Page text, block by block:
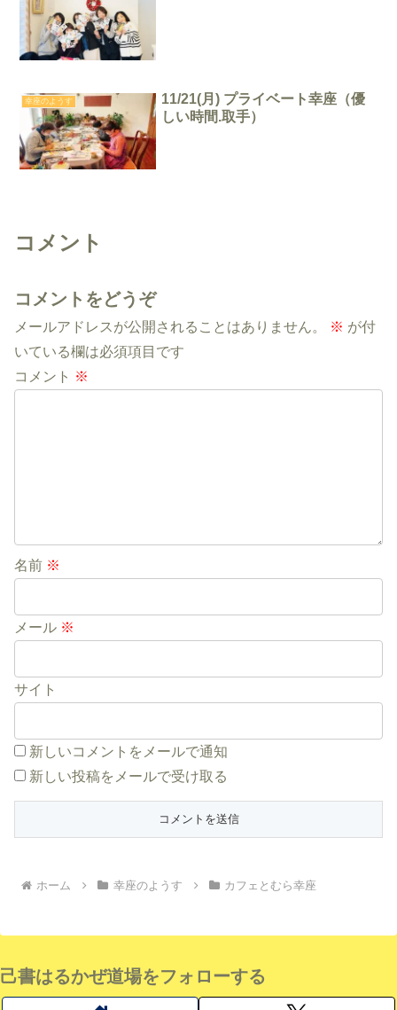
幸座のようす
11/21(月) プライベート幸座（優
しい時間.取手）
コメント
コメントをどうぞ
メールアドレスが公開されることはありません。 ※ が付
いている欄は必須項目です
コメント ※
名前 ※
メール ※
サイト
新しいコメントをメールで通知
新しい投稿をメールで受け取る
ホーム 幸座のようす カフェとむら幸座
己書はるかぜ道場をフォローする